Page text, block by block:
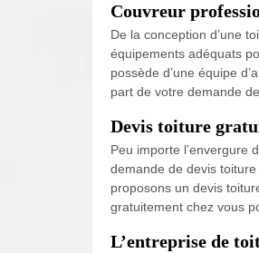
Couvreur
De la conception d’une
équipements adéquats
possède d’une équipe
part de votre demande
Devis toiture
Peu importe l’envergure
demande de devis
proposons un devis
gratuitement chez vous
L’entreprise de